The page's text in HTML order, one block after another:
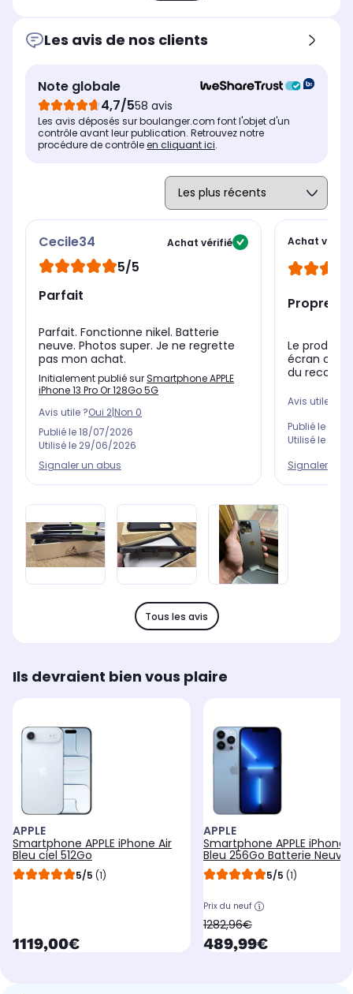
Les avis de nos clients
Note globale
4,7/558 avis
Les avis déposés sur boulanger.com font l'objet d'un
contrôle avant leur publication. Retrouvez notre
procédure de contrôleen cliquant ici.
Cecile34 Achat vérifié
5/5
Parfait
Parfait. Fonctionne nikel. Batterie
neuve. Photos super. Je ne regrette
pas mon achat.
Initialement publié surSmartphone APPLE
iPhone 13 Pro Or 128Go 5G
Avis utile ?Oui 2Non 0
Publié le18/07/2026
Utilisé le 29/06/2026
Signaler un abus
Achat vérifié
Propre
Le produit
écran
du
Avis utile ?
Publié le
Utilisé le
Signaler un
Tous les avis
Ils devraient bien vous plaire
APPLE
Smartphone APPLE iPhone Air
Bleu ciel 512Go
5/5 (1)
currentPrice
1119,00€
APPLE
Smartphone APPLE iPhone
Bleu 256Go Batterie Neuve
5/5 (1)
Prix du neuf
oldPrice
1282,96€
currentPrice
489,99€